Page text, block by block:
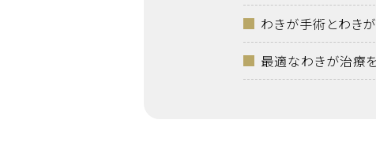
わきが手術とわき
最適なわきが治療